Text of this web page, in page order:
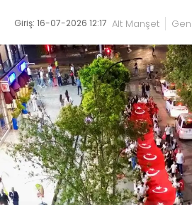
Giriş: 16-07-2026 12:17 Alt Manşet